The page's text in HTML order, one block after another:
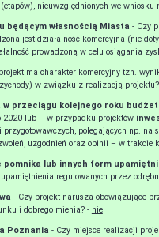
nieuwzględnionych we wniosku
będącym własnością Miasta - Czy
jest działalność komercyjna (nie
prowadzoną w celu osiągania
ma charakter komercyjny tzn.
w związku z realizacją
przeciągu kolejnego roku
2020 lub – w przypadku projektów
polegających np. na
uzgodnień oraz opinii – w trakcie
pomnika lub innych form
regulowanych przez
- Czy projekt narusza obowiązujące
i dobrego mienia? - nie
Poznania - Czy miejsce realizacji